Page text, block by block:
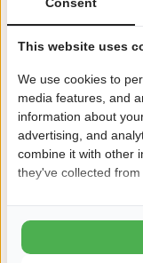
Jetzt buchen!
Nach der
zu ändern oder
Deshalb
Sandt
8,4 Ardoer
24
Consent
This website uses
We use cookies to
media features, and
information about
advertising, and
combine it with other
they've collected